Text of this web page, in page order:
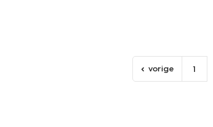
ga
naar
vorige 1